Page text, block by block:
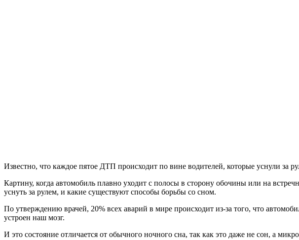
Известно, что каждое пятое ДТП происходит по вине водителей, которые уснули за
Картину, когда автомобиль плавно уходит с полосы в сторону обочины или на
уснуть за рулем, и какие существуют способы борьбы со сном.
По утверждению врачей, 20% всех аварий в мире происходит из-за того, что
устроен наш мозг.
И это состояние отличается от обычного ночного сна, так как это даже не сон, а